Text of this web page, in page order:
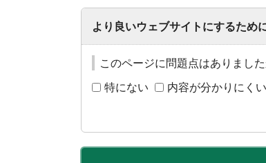
より良いウェブサイトにするため
このページに問題点はありまし
特にない 内容が分かりにくい